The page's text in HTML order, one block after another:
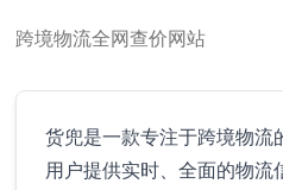
跨境物流全网查价网站
货兜是一款专注于跨境物流
用户提供实时、全面的物流